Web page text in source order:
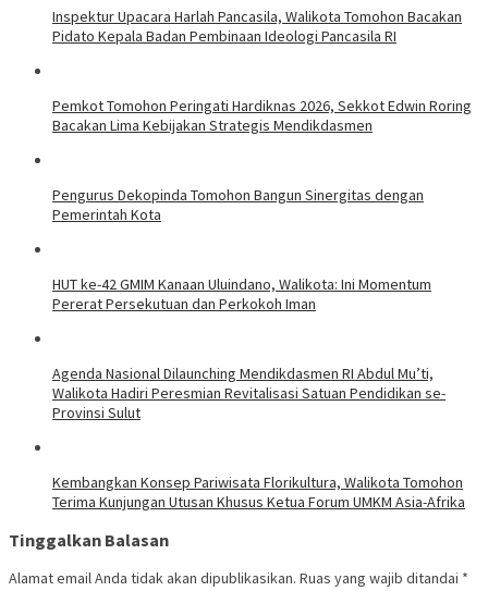
Inspektur Upacara Harlah Pancasila, Walikota Tomohon Bacakan
Pidato Kepala Badan Pembinaan Ideologi Pancasila RI
Pemkot Tomohon Peringati Hardiknas 2026, Sekkot Edwin Roring
Bacakan Lima Kebijakan Strategis Mendikdasmen
Pengurus Dekopinda Tomohon Bangun Sinergitas dengan
Pemerintah Kota
HUT ke-42 GMIM Kanaan Uluindano, Walikota: Ini Momentum
Pererat Persekutuan dan Perkokoh Iman
Agenda Nasional Dilaunching Mendikdasmen RI Abdul Mu’ti,
Walikota Hadiri Peresmian Revitalisasi Satuan Pendidikan se-
Provinsi Sulut
Kembangkan Konsep Pariwisata Florikultura, Walikota Tomohon
Terima Kunjungan Utusan Khusus Ketua Forum UMKM Asia-Afrika
Tinggalkan Balasan
Alamat email Anda tidak akan dipublikasikan. Ruas yang wajib ditandai *